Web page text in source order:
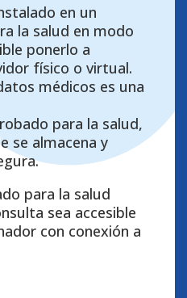
en un
la salud en modo
ponerlo a
físico o virtual.
médicos es una
para la salud,
se almacena y
para la salud
sea accesible
con conexión a